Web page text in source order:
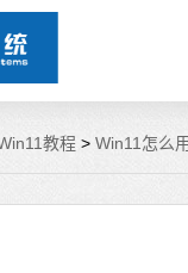
教程 > Win11怎么